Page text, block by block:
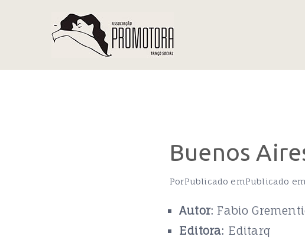
conteúdo
Buenos
PorPublicado emPublicado em
Autor: Fabio
Editora: Editarq